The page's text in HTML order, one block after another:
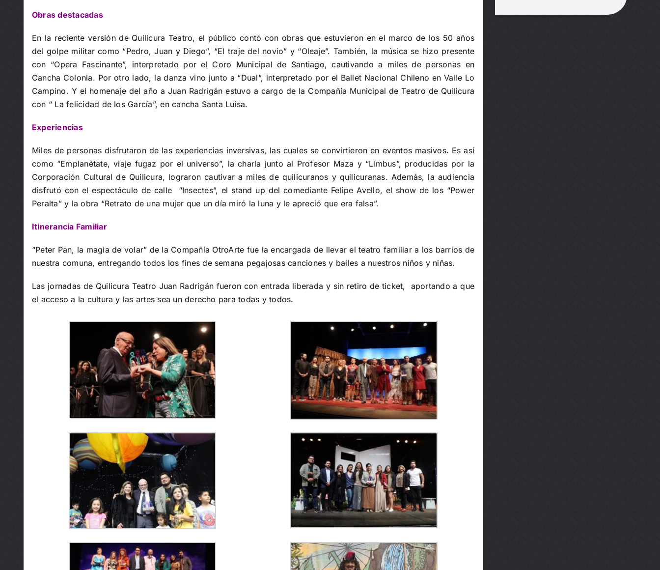
Obras destacadas
En la reciente versión de Quilicura Teatro, el público contó con obras que estuvieron en el marco de los 50 años
del golpe militar como “Pedro, Juan y Diego”, “El traje del novio” y “Oleaje”. También, la música se hizo presente
con “Opera Fascinante”, interpretado por el Coro Municipal de Santiago, cautivando a miles de personas en
Cancha Colonia. Por otro lado, la danza vino junto a “Dual”, interpretado por el Ballet Nacional Chileno en Valle Lo
Campino. Y el homenaje del año a Juan Radrigán estuvo a cargo de la Compañía Municipal de Teatro de Quilicura
con “ La felicidad de los García”, en cancha Santa Luisa.
Experiencias
Miles de personas disfrutaron de las experiencias inversivas, las cuales se convirtieron en eventos masivos. Es así
como “Emplanétate, viaje fugaz por el universo”, la charla junto al Profesor Maza y “Limbus”, producidas por la
Corporación Cultural de Quilicura, lograron cautivar a miles de quilicuranos y quilicuranas. Además, la audiencia
disfrutó con el espectáculo de calle “Insectes”, el stand up del comediante Felipe Avello, el show de los “Power
Peralta” y la obra “Retrato de una mujer que un día miró la luna y le apreció que era falsa”.
Itinerancia Familiar
“Peter Pan, la magia de volar” de la Compañía OtroArte fue la encargada de llevar el teatro familiar a los barrios de
nuestra comuna, entregando todos los fines de semana pegajosas canciones y bailes a nuestros niños y niñas.
Las jornadas de Quilicura Teatro Juan Radrigán fueron con entrada liberada y sin retiro de ticket, aportando a que
el acceso a la cultura y las artes sea un derecho para todas y todos.